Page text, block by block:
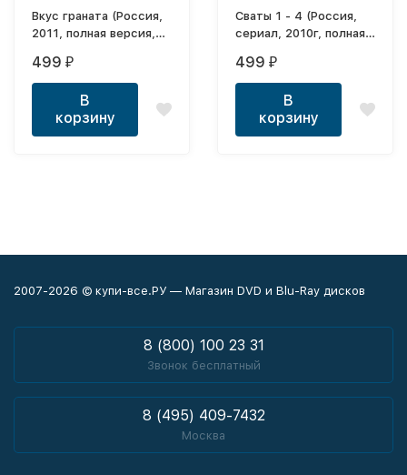
Вкус граната (Россия,
2011, полная версия,
499 ₽
В
корзину
Сваты 1 - 4 (Россия,
сериал, 2010г, полная
499 ₽
В
корзину
2007-2026 © купи-все.РУ — Магазин DVD и Blu-Ray дисков
8 (800) 100 23 31
Звонок бесплатный
8 (495) 409-7432
Москва